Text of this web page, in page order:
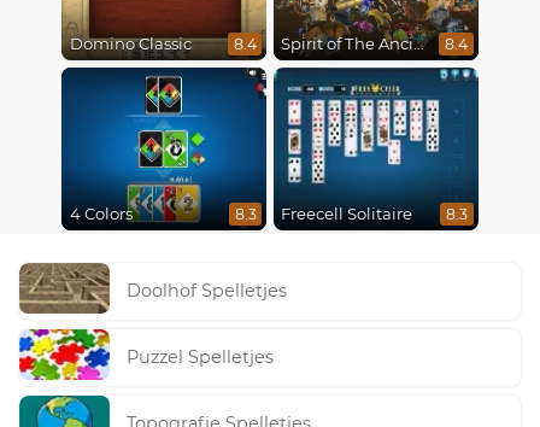
Domino Classic 8.4 Spirit of The Ancient Forest 8.4
4 Colors 8.3 Freecell Solitaire 8.3
Doolhof Spelletjes
Puzzel Spelletjes